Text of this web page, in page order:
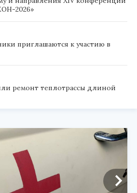
2026»
приглашаются к участию в
ремонт теплотрассы длиной